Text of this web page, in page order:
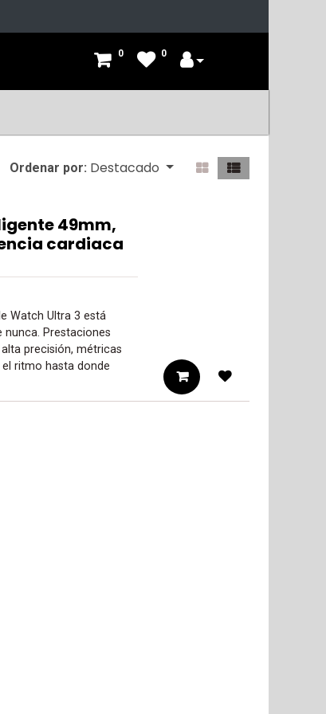
0 0
Ordenar por: Destacado
49mm,
cardiaca
Watch Ultra 3 está
nunca. Prestaciones
precisión, métricas
ritmo hasta donde